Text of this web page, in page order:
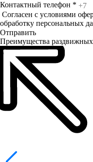
Контактный телефон *
Согласен с условиями
обработку персональных
Отправить
Преимущества